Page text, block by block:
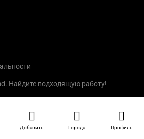
Найдите подходящую работу!
Добавить Города Профиль